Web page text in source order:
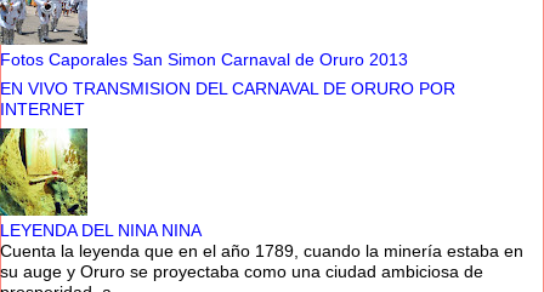
Fotos Caporales San Simon Carnaval de Oruro 2013
EN VIVO TRANSMISION DEL CARNAVAL DE ORURO POR
INTERNET
LEYENDA DEL NINA NINA
Cuenta la leyenda que en el año 1789, cuando la minería estaba en
su auge y Oruro se proyectaba como una ciudad ambiciosa de